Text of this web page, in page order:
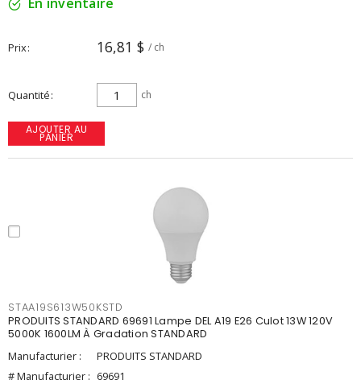
Prix 16,81 $ / ch
Quantité ch
AJOUTER AU
PANIER
STAA19S613W50KSTD
PRODUITS STANDARD 69691 Lampe DEL A19 E26 Culot 13W 120V
5000K 1600LM À Gradation STANDARD
Manufacturier :
PRODUITS STANDARD
# Manufacturier : 69691